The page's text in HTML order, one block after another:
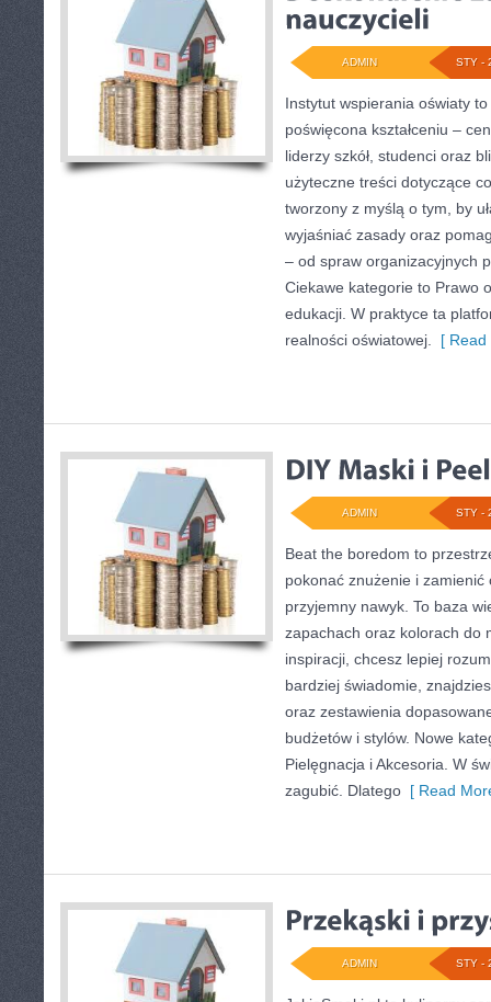
STY -
ADMIN
Instytut wspierania oświaty
poświęcona kształceniu –
liderzy szkół, studenci oraz
użyteczne treści dotyczące
tworzony z myślą o tym, by
wyjaśniać zasady oraz
– od spraw organizacyjnych
Ciekawe kategorie to Prawo
edukacji. W praktyce ta
realności oświatowej.
[ Read
STY -
ADMIN
Beat the boredom to
pokonać znużenie i zamienić
przyjemny nawyk. To baza
zapachach oraz kolorach do
inspiracji, chcesz lepiej
bardziej świadomie,
oraz zestawienia
budżetów i stylów. Nowe
Pielęgnacja i Akcesoria. W
zagubić. Dlatego [ Read
STY -
ADMIN